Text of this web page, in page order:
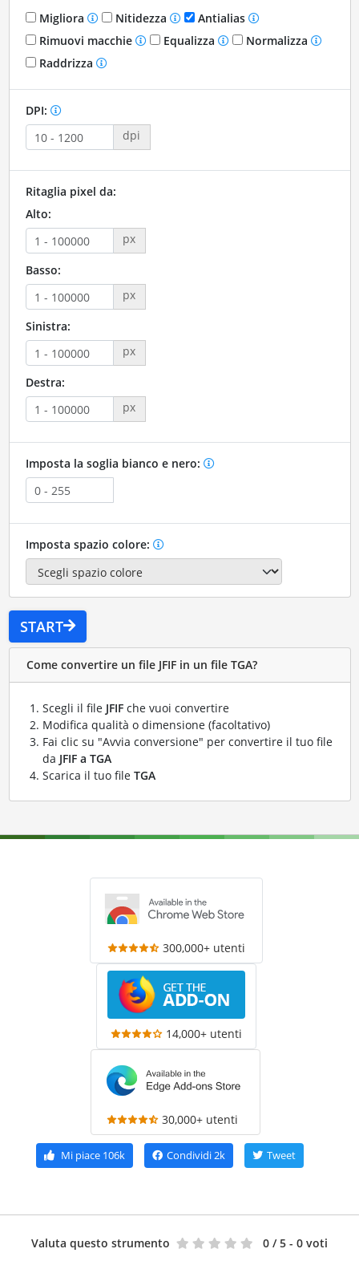
Migliora Nitidezza
Antialias
Rimuovi macchie
Equalizza
Normalizza
Raddrizza
DPI:
dpi
Ritaglia pixel da:
Alto:
px
Basso:
px
Sinistra:
px
Destra:
px
Imposta la soglia bianco e nero:
Imposta spazio colore:
START
Come convertire un file JFIF in un file TGA?
Scegli il file JFIFche vuoi convertire
Modifica qualità o dimensione (facoltativo)
Fai clic su "Avvia conversione" per convertire il tuo file
da JFIF a TGA
Scarica il tuo file TGA
300,000+ utenti
14,000+ utenti
30,000+ utenti
Mi piace 106k Condividi2k Tweet
Valuta questo strumento 0 / 5 - 0 voti